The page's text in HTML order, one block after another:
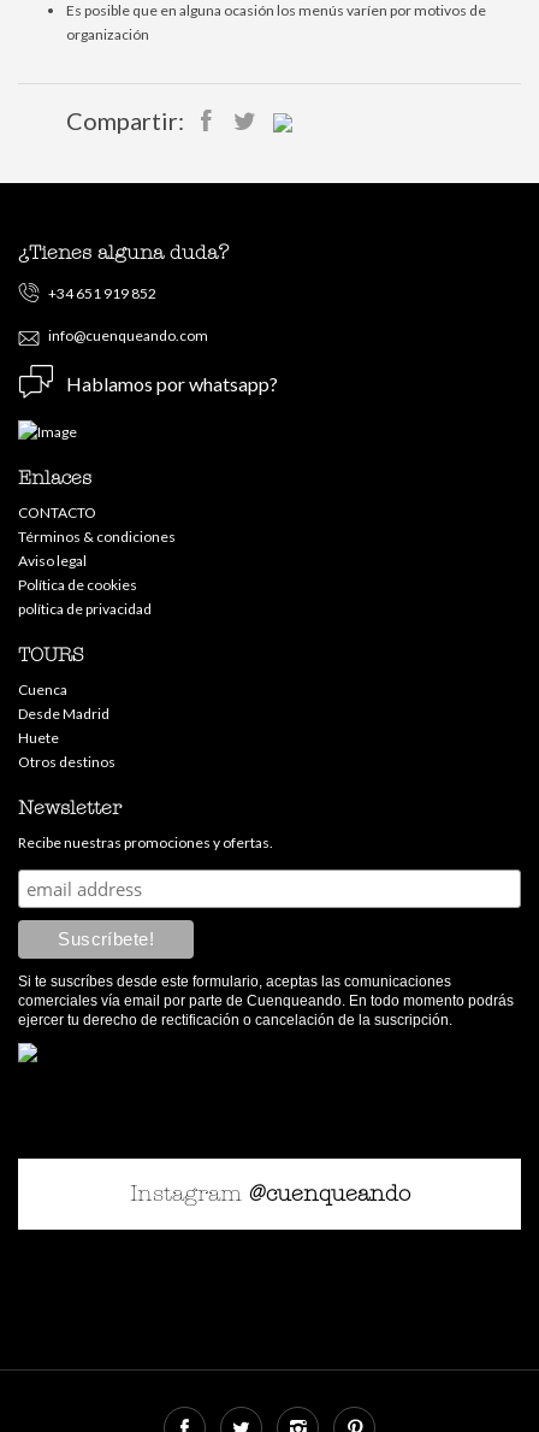
Es posible que en alguna ocasión los menús varíen por motivos de
organización
Compartir:
¿Tienes alguna duda?
+34 651 919 852
info@cuenqueando.com
Hablamos por whatsapp?
Enlaces
CONTACTO
Términos & condiciones
Aviso legal
Política de cookies
política de privacidad
TOURS
Cuenca
Desde Madrid
Huete
Otros destinos
Newsletter
Recibe nuestras promociones y ofertas.
Si te suscríbes desde este formulario, aceptas las comunicaciones
comerciales vía email por parte de Cuenqueando. En todo momento podrás
ejercer tu derecho de rectificación o cancelación de la suscripción.
Instagram @cuenqueando